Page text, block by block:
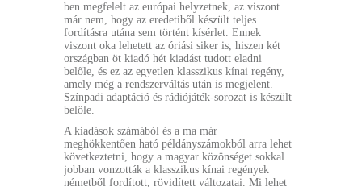
ben megfelelt az európai helyzetnek, az viszont
már nem, hogy az eredetiből készült teljes
fordításra utána sem történt kísérlet. Ennek
viszont oka lehetett az óriási siker is, hiszen két
országban öt kiadó hét kiadást tudott eladni
belőle, és ez az egyetlen klasszikus kínai regény,
amely még a rendszerváltás után is megjelent.
Színpadi adaptáció és rádiójáték-sorozat is készült
belőle.
A kiadások számából és a ma már
meghökkentően ható példányszámokból arra lehet
következtetni, hogy a magyar közönséget sokkal
jobban vonzották a klasszikus kínai regények
németből fordított, rövidített változatai. Mi lehet